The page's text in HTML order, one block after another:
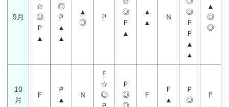
9月
☆
◎
Ｐ
▲
◎
Ｐ
▲
▲
▲
◎
Ｐ
◎
Ｐ
▲
▲
▲
Ｎ
◎
Ｐ
Ｐ
▲
▲
▲
◎
◎
10
月
Ｆ
Ｐ
▲
Ｎ
Ｆ
☆
◎
Ｐ
◎
Ｆ
Ｆ
▲
Ｐ
◎
Ｐ